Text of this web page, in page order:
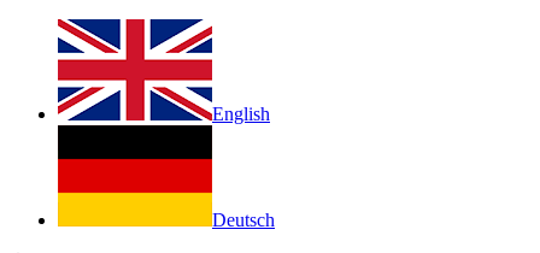
English
Deutsch